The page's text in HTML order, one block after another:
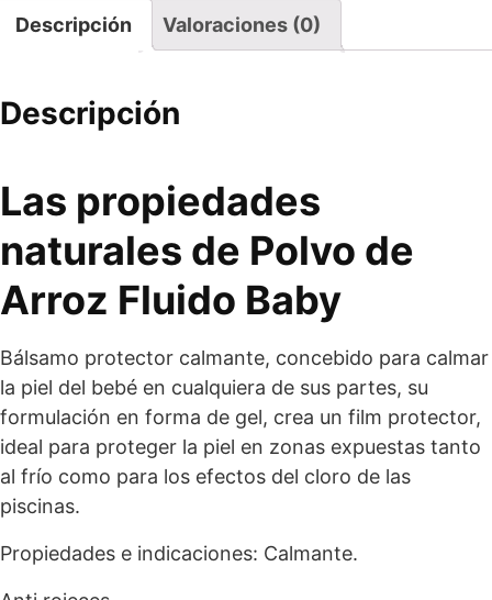
Descripción Valoraciones (0)
Descripción
Las propiedades
naturales de Polvo de
Arroz Fluido Baby
Bálsamo protector calmante, concebido para calmar
la piel del bebé en cualquiera de sus partes, su
formulación en forma de gel, crea un film protector,
ideal para proteger la piel en zonas expuestas tanto
al frío como para los efectos del cloro de las
piscinas.
Propiedades e indicaciones: Calmante.